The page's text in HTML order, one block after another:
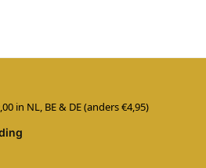
in NL, BE & DE (anders €4,95)